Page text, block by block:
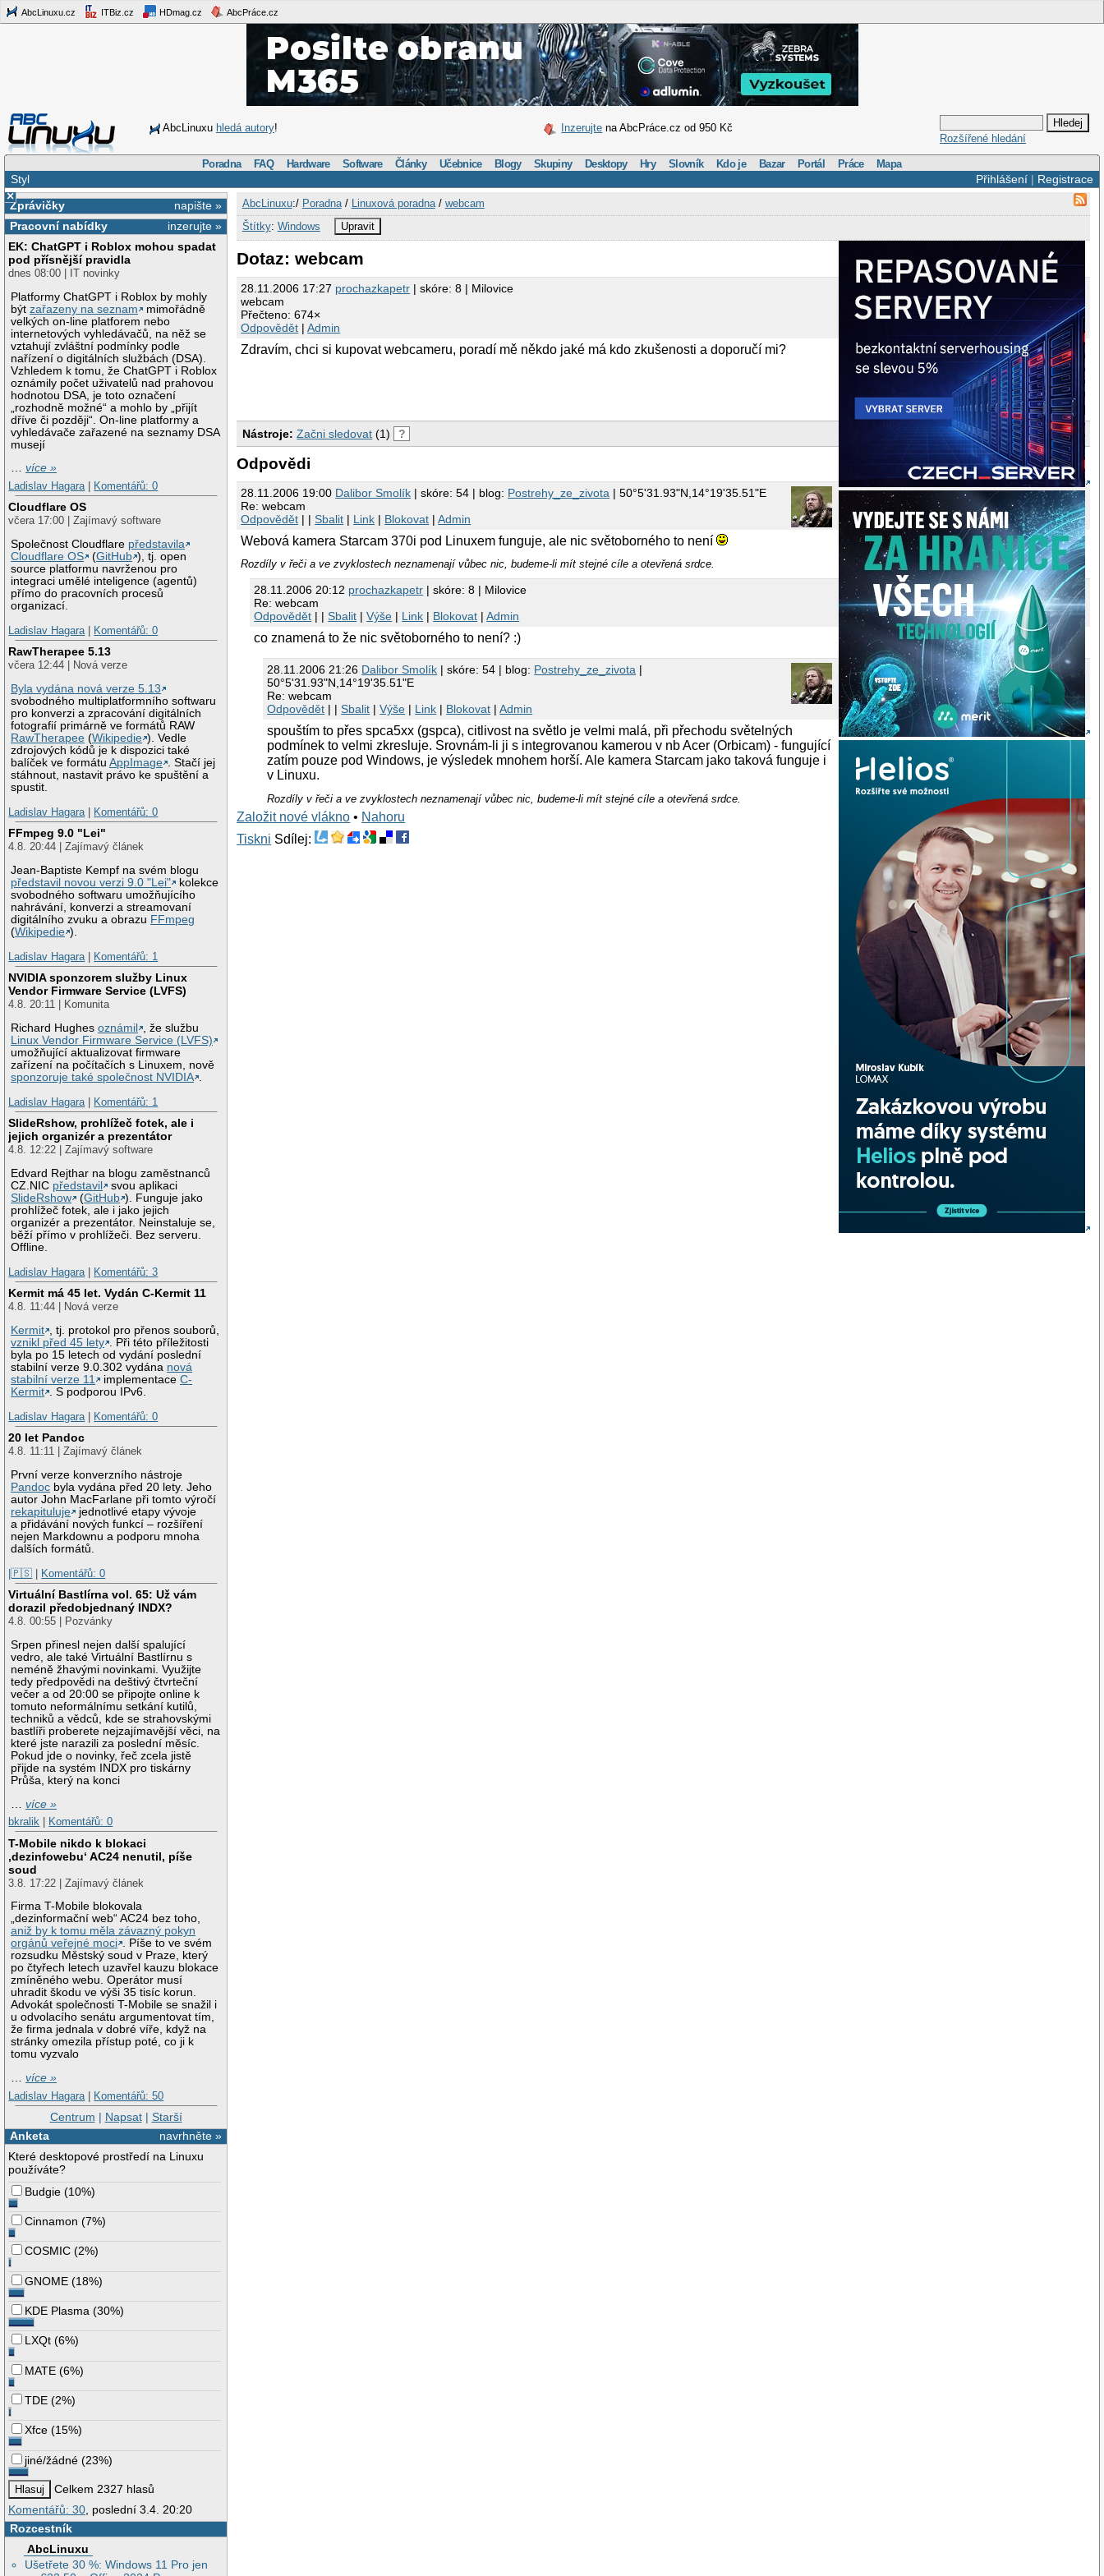
AbcLinuxu.cz ITBiz.cz HDmag.cz AbcPráce.cz
AbcLinuxu hledá autory! Inzerujte na AbcPráce.cz od 950 Kč
Rozšířené hledání
Poradna FAQ Hardware Software Články Učebnice Blogy Skupiny Desktopy Hry Slovník Kdo je Bazar Portál Práce Mapa
Přihlášení| Registrace
Styl
×
napište »
Zprávičky
inzerujte »
Pracovní nabídky
EK: ChatGPT i Roblox mohou spadat
pod přísnější pravidla
dnes 08:00 | IT novinky
Platformy ChatGPT i Roblox by mohly
býtzařazeny na seznam
mimořádně
velkých on-line platforem nebo
internetových vyhledávačů, na něž se
vztahují zvláštní podmínky podle
nařízení o digitálních službách (DSA).
Vzhledem k tomu, že ChatGPT i Roblox
oznámily počet uživatelů nad prahovou
hodnotou DSA, je toto označení
„rozhodně možné“ a mohlo by „přijít
dříve či později“. On-line platformy a
vyhledávače zařazené na seznamy DSA
musejí
…více »
Ladislav Hagara
Komentářů: 0
Cloudflare OS
včera 17:00 | Zajímavý software
Společnost Cloudflare představila
Cloudflare OS
(GitHub ), tj. open
source platformu navrženou pro
integraci umělé inteligence (agentů)
přímo do pracovních procesů
organizací.
Ladislav Hagara
Komentářů: 0
RawTherapee 5.13
včera 12:44 | Nová verze
Byla vydána nová verze 5.13
svobodného multiplatformního softwaru
pro konverzi a zpracování digitálních
fotografií primárně ve formátů RAW
RawTherapee (Wikipedie ). Vedle
zdrojových kódů je k dispozici také
balíček ve formátuAppImage . Stačí jej
stáhnout, nastavit právo ke spuštění a
spustit.
Ladislav Hagara
Komentářů: 0
FFmpeg 9.0 "Lei"
4.8. 20:44 | Zajímavý článek
Jean-Baptiste Kempf na svém blogu
představil novou verzi 9.0 "Lei"
kolekce
svobodného softwaru umožňujícího
nahrávání, konverzi a streamovaní
digitálního zvuku a obrazu FFmpeg
(Wikipedie ).
Ladislav Hagara
Komentářů: 1
NVIDIA sponzorem služby Linux
Vendor Firmware Service (LVFS)
4.8. 20:11 | Komunita
Richard Hughesoznámil
, že službu
Linux Vendor Firmware Service (LVFS)
umožňující aktualizovat firmware
zařízení na počítačích s Linuxem, nově
sponzoruje také společnost NVIDIA .
Ladislav Hagara | Komentářů: 1
SlideRshow, prohlížeč fotek, ale i
jejich organizér a prezentátor
4.8. 12:22 | Zajímavý software
Edvard Rejthar na blogu zaměstnanců
CZ.NIC představil
svou aplikaci
SlideRshow
(GitHub ). Funguje jako
prohlížeč fotek, ale i jako jejich
organizér a prezentátor. Neinstaluje se,
běží přímo v prohlížeči. Bez serveru.
Offline.
Ladislav Hagara | Komentářů: 3
Kermit má 45 let. Vydán C-Kermit 11
4.8. 11:44 | Nová verze
Kermit , tj. protokol pro přenos souborů,
vznikl před 45 lety . Při této příležitosti
byla po 15 letech od vydání poslední
stabilní verze 9.0.302 vydána nová
stabilní verze 11
implementaceC-
Kermit . S podporou IPv6.
Ladislav Hagara | Komentářů: 0
20 let Pandoc
4.8. 11:11 | Zajímavý článek
První verze konverzního nástroje
Pandoc byla vydána před 20 lety. Jeho
autor John MacFarlane při tomto výročí
rekapituluje
jednotlivé etapy vývoje
a přidávání nových funkcí – rozšíření
nejen Markdownu a podporu mnoha
dalších formátů.
|🇵🇸 | Komentářů: 0
Virtuální Bastlírna vol. 65: Už vám
dorazil předobjednaný INDX?
4.8. 00:55 | Pozvánky
Srpen přinesl nejen další spalující
vedro, ale také Virtuální Bastlírnu s
neméně žhavými novinkami. Využijte
tedy předpovědi na deštivý čtvrteční
večer a od 20:00 se připojte online k
tomuto neformálnímu setkání kutilů,
techniků a vědců, kde se strahovskými
bastlíři proberete nejzajímavější věci, na
které jste narazili za poslední měsíc.
Pokud jde o novinky, řeč zcela jistě
přijde na systém INDX pro tiskárny
Průša, který na konci
…více »
bkralik
Komentářů: 0
T-Mobile nikdo k blokaci
‚dezinfowebu‘ AC24 nenutil, píše
soud
3.8. 17:22 | Zajímavý článek
Firma T-Mobile blokovala
„dezinformační web“ AC24 bez toho,
aniž by k tomu měla závazný pokyn
orgánů veřejné moci . Píše to ve svém
rozsudku Městský soud v Praze, který
po čtyřech letech uzavřel kauzu blokace
zmíněného webu. Operátor musí
uhradit škodu ve výši 35 tisíc korun.
Advokát společnosti T-Mobile se snažil i
u odvolacího senátu argumentovat tím,
že firma jednala v dobré víře, když na
stránky omezila přístup poté, co ji k
tomu vyzvalo
…více »
Ladislav Hagara | Komentářů: 50
Centrum | Napsat| Starší
navrhněte »
Anketa
Které desktopové prostředí na Linuxu
používáte?
Budgie (10%)
Cinnamon (7%)
COSMIC (2%)
GNOME (18%)
KDE Plasma (30%)
LXQt (6%)
MATE (6%)
TDE (2%)
Xfce (15%)
jiné/žádné (23%)
Celkem 2327 hlasů
Komentářů: 30, poslední 3.4. 20:20
Rozcestník
AbcLinuxu
Ušetřete 30 %: Windows 11 Pro jen
AbcLinuxu:/ Poradna/ Linuxová poradna/ webcam
Štítky: Windows Upravit
Dotaz: webcam
28.11.2006 17:27 prochazkapetr | skóre: 8 | Milovice
webcam
Přečteno: 674×
Odpovědět |Admin
Zdravím, chci si kupovat webcameru, poradí mě někdo jaké má kdo zkušenosti a doporučí mi?
Nástroje: Začni sledovat (1) ?
Odpovědi
28.11.2006 19:00 Dalibor Smolík | skóre: 54 | blog: Postrehy_ze_zivota | 50°5'31.93"N,14°19'35.51"E
Re: webcam
Odpovědět | |Sbalit | Link | Blokovat |Admin
Webová kamera Starcam 370i pod Linuxem funguje, ale nic světoborného to není
Rozdíly v řeči a ve zvyklostech neznamenají vůbec nic, budeme-li mít stejné cíle a otevřená srdce.
28.11.2006 20:12 prochazkapetr | skóre: 8 | Milovice
Re: webcam
Odpovědět | |Sbalit |Výše | Link | Blokovat |Admin
co znamená to že nic světoborného to není? :)
28.11.2006 21:26 Dalibor Smolík | skóre: 54 | blog: Postrehy_ze_zivota |
50°5'31.93"N,14°19'35.51"E
Re: webcam
Odpovědět | |Sbalit |Výše | Link | Blokovat |Admin
spouštím to přes spca5xx (gspca), citlivost na světlo je velmi malá, při přechodu světelných
podmínek to velmi zkresluje. Srovnám-li ji s integrovanou kamerou v nb Acer (Orbicam) - fungující
zatím pouze pod Windows, je výsledek mnohem horší. Ale kamera Starcam jako taková funguje i
v Linuxu.
Rozdíly v řeči a ve zvyklostech neznamenají vůbec nic, budeme-li mít stejné cíle a otevřená srdce.
Založit nové vlákno • Nahoru
Tiskni Sdílej: